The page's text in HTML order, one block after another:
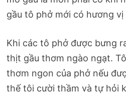
gầu tô phở mới có hương
Khi các tô phở được bưng
thịt gầu thơm ngào ngạt.
thơm ngon của phở nếu
thế tôi cười thầm và tự hỏi